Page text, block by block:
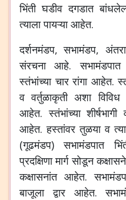
भिंती घडीव दगडात
त्याला पायऱ्या आहेत.
दर्शनमंडप, सभामंडप,
संरचना आहे. सभामंडपात
स्तंभांच्या चार रांगा आहेत.
व वर्तुळाकृती अशा विविध
आहेत. स्तंभांच्या
आहेत. हस्तांवर तुळया व
(गूढमंडप) सभामंडपात
प्रदक्षिणा मार्ग सोडून
कक्षासनांत आहेत.
बाजूला द्वार आहेत.